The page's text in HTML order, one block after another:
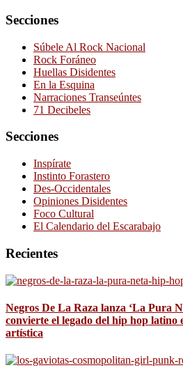
Secciones
Súbele Al Rock Nacional
Rock Foráneo
Huellas Disidentes
En la Esquina
Narraciones Transeúntes
71 Decibeles
Secciones
Inspírate
Instinto Forastero
Des-Occidentales
Opiniones Disidentes
Foco Cultural
El Calendario del Escarabajo
Recientes
Negros De La Raza lanza ‘La Pura
convierte el legado del hip hop latino
artística